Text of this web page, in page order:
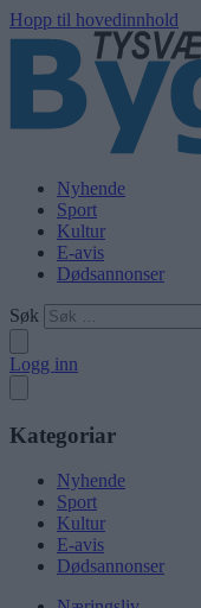
Hopp til hovedinnhold
Nyhende
Sport
Kultur
E-avis
Dødsannonser
Søk
Logg inn
Kategoriar
Nyhende
Sport
Kultur
E-avis
Dødsannonser